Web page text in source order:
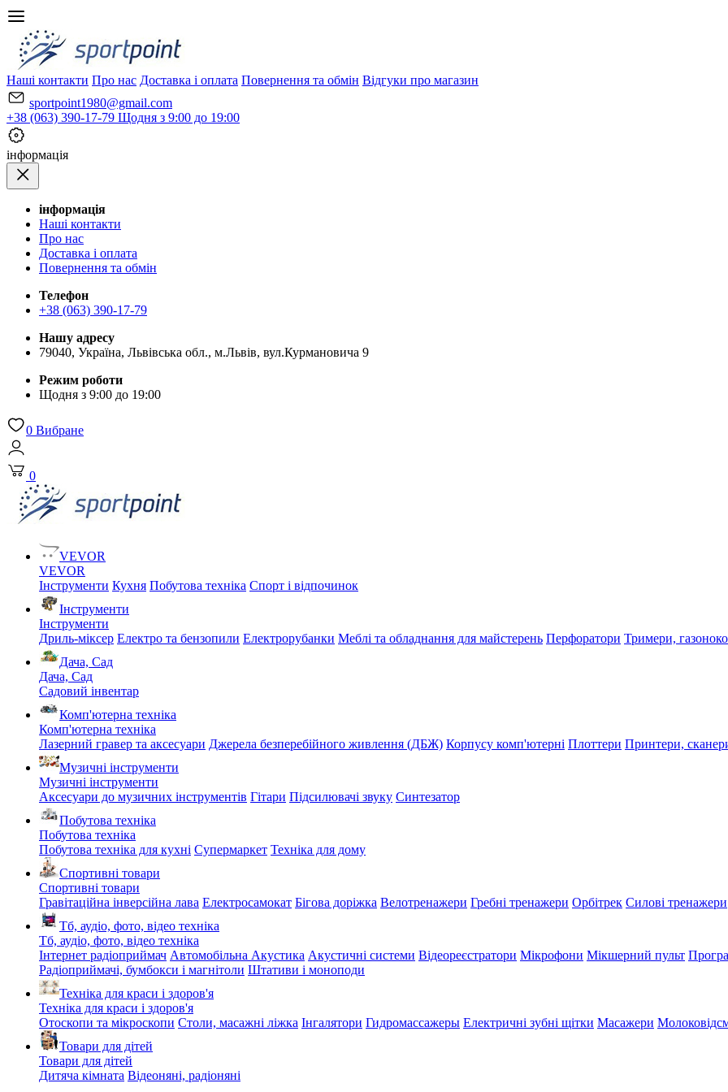
Наші контакти Про нас Доставка і оплата Повернення та обмін Відгуки про магазин
sportpoint1980@gmail.com
+38 (063) 390-17-79 Щодня з 9:00 до 19:00
iнформація
iнформація
Наші контакти
Про нас
Доставка і оплата
Повернення та обмін
Телефон
+38 (063) 390-17-79
Нашу адресу
79040, Україна, Львівська обл., м.Львів, вул.Курмановича 9
Режим роботи
Щодня з 9:00 до 19:00
0 Вибране
0
VEVOR
VEVOR
Інструменти Кухня Побутова техніка Спорт і відпочинок
Інструменти
Інструменти
Дриль-міксер Електро та бензопили Електрорубанки Меблі та обладнання для майстерень Перфоратори Тримери,
Дача, Сад
Дача, Сад
Садовий інвентар
Комп'ютерна техніка
Комп'ютерна техніка
Лазерний гравер та аксесуари Джерела безперебійного живлення (ДБЖ) Корпусу комп'ютерні Плоттери Принтери,
Музичні інструменти
Музичні інструменти
Аксесуари до музичних інструментів Гітари Підсилювачі звуку Синтезатор
Побутова техніка
Побутова техніка
Побутова техніка для кухні Супермаркет Техніка для дому
Спортивні товари
Спортивні товари
Гравітаційна інверсійна лава Електросамокат Бігова доріжка Велотренажери Гребні тренажери Орбітрек Силові тренажери
Тб, аудіо, фото, відео техніка
Тб, аудіо, фото, відео техніка
Інтернет радіоприймач Автомобільна Акустика Акустичні системи Відеореєстратори Мікрофони Мікшерний пульт
Радіоприймачі, бумбокси і магнітоли Штативи і моноподи
Техніка для краси і здоров'я
Техніка для краси і здоров'я
Отоскопи та мікроскопи Столи, масажні ліжка Інгалятори Гидромассажеры Електричні зубні щітки Масажери
Товари для дітей
Товари для дітей
Дитяча кімната Відеоняні, радіоняні